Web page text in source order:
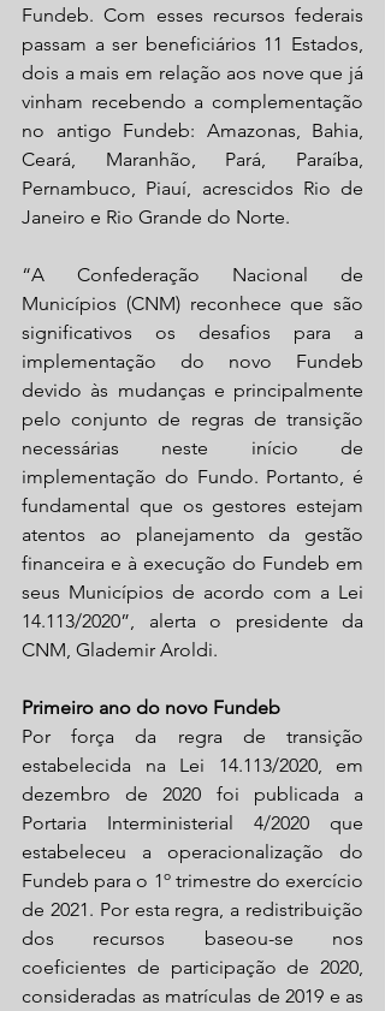
Fundeb. Com esses recursos federais
passam a ser beneficiários 11 Estados,
dois a mais em relação aos nove que já
vinham recebendo a complementação
no antigo Fundeb: Amazonas, Bahia,
Ceará, Maranhão, Pará, Paraíba,
Pernambuco, Piauí, acrescidos Rio de
Janeiro e Rio Grande do Norte.
“A Confederação Nacional de
Municípios (CNM) reconhece que são
significativos os desafios para a
implementação do novo Fundeb
devido às mudanças e principalmente
pelo conjunto de regras de transição
necessárias neste início de
implementação do Fundo. Portanto, é
fundamental que os gestores estejam
atentos ao planejamento da gestão
financeira e à execução do Fundeb em
seus Municípios de acordo com a Lei
14.113/2020”, alerta o presidente da
CNM, Glademir Aroldi.
Primeiro ano do novo Fundeb
Por força da regra de transição
estabelecida na Lei 14.113/2020, em
dezembro de 2020 foi publicada a
Portaria Interministerial 4/2020 que
estabeleceu a operacionalização do
Fundeb para o 1º trimestre do exercício
de 2021. Por esta regra, a redistribuição
dos recursos baseou-se nos
coeficientes de participação de 2020,
consideradas as matrículas de 2019 e as